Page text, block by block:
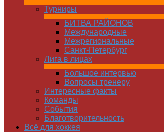
Турниры
БИТВА РАЙОНОВ
Международные
Межрегиональные
Санкт-Петербург
Лига в лицах
Большое интервью
Вопросы тренеру
Интересные факты
Команды
Cобытия
Благотворительность
Всё для хоккея